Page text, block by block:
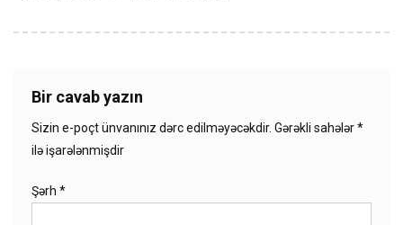
Bir cavab yazın
Sizin e-poçt ünvanınız dərc edilməyəcəkdir. Gərəkli sahələr*
ilə işarələnmişdir
Şərh *